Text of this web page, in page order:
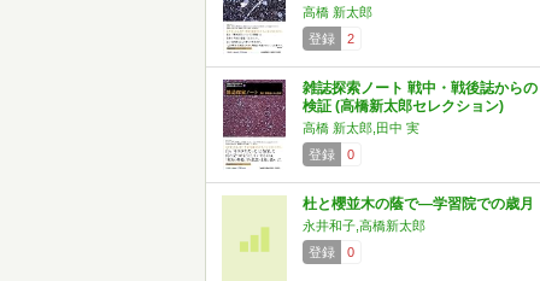
高橋 新太郎
登録
2
雑誌探索ノート 戦中・戦後誌からの
検証 (高橋新太郎セレクション)
高橋 新太郎,田中 実
登録
0
杜と櫻並木の蔭で―学習院での歳月
永井和子,高橋新太郎
登録
0